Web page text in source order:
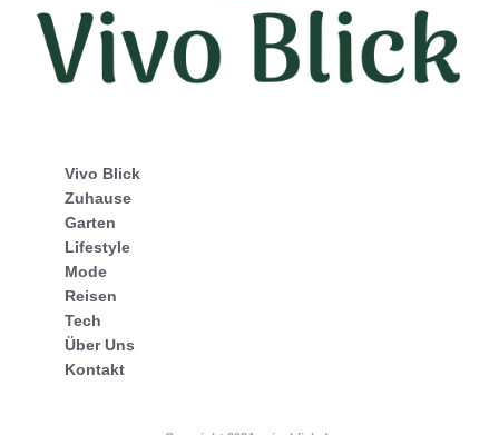
Vivo Blick
Zuhause
Garten
Lifestyle
Mode
Reisen
Tech
Über Uns
Kontakt